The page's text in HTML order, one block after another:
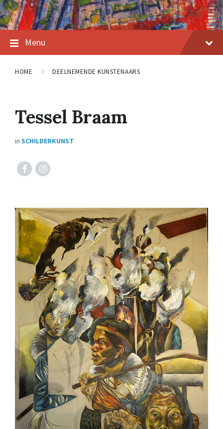
Menu
HOME DEELNEMENDE KUNSTENAARS
Tessel Braam
in SCHILDERKUNST
www.facebook.com/tesselbraam
www.instagram.com/tessel_braam